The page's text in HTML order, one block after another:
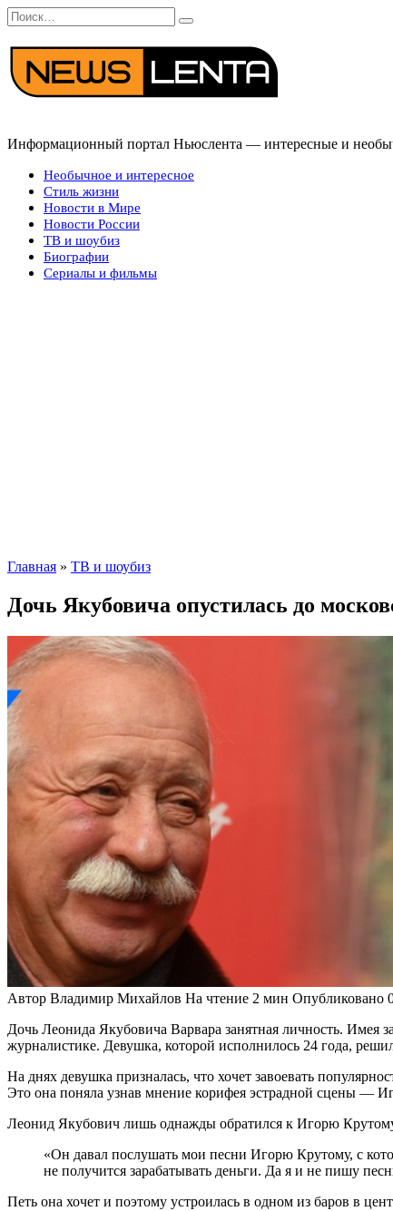
Перейти
к
содержанию
Search
for:
Информационный портал Ньюслента — интересные и
Необычное и интересное
Стиль жизни
Новости в Мире
Новости России
ТВ и шоубиз
Биографии
Сериалы и фильмы
Главная » ТВ и шоубиз
Дочь Якубовича опустилась до
Автор Владимир Михайлов На чтение 2 мин Опубликовано
Дочь Леонида Якубовича Варвара занятная личность. Имея
журналистике. Девушка, которой исполнилось 24 года,
На днях девушка призналась, что хочет завоевать
Это она поняла узнав мнение корифея эстрадной сцены —
Леонид Якубович лишь однажды обратился к Игорю
«Он давал послушать мои песни Игорю Крутому, с
не получится зарабатывать деньги. Да я и не пишу
Петь она хочет и поэтому устроилась в одном из баров в